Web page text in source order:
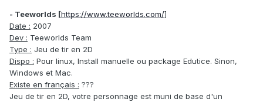
- Teeworlds [https://www.teeworlds.com/]
Date : 2007
Dev : Teeworlds Team
Type : Jeu de tir en 2D
Dispo : Pour linux, Install manuelle ou package Edutice. Sinon,
Windows et Mac.
Existe en français : ???
Jeu de tir en 2D, votre personnage est muni de base d'un